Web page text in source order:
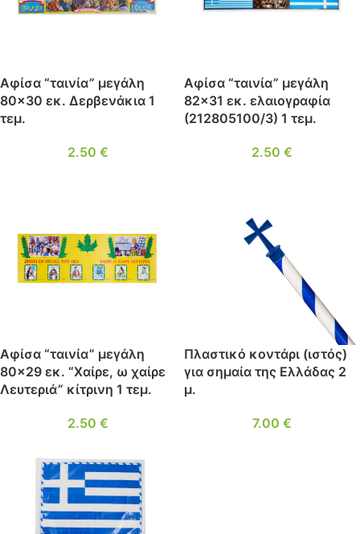
Αφίσα “ταινία” μεγάλη
80×30 εκ. Δερβενάκια 1
τεμ.
2.50 €
Αφίσα “ταινία” μεγάλη
82×31 εκ. ελαιογραφία
(212805100/3) 1 τεμ.
2.50 €
Αφίσα “ταινία” μεγάλη
80×29 εκ. “Χαίρε, ω χαίρε
Λευτεριά” κίτρινη 1 τεμ.
2.50 €
Πλαστικό κοντάρι (ιστός)
για σημαία της Ελλάδας 2
μ.
7.00 €